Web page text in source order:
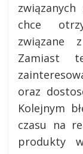
chce
związane
Zamiast
oraz
Kolejnym
czasu na
produkty